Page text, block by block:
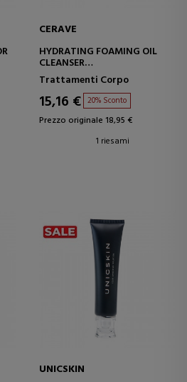
CERAVE
HYDRATING FOAMING OIL
CLEANSER
DETERGENTE OLEOSO
SCHIUMOGENO IDRATANTE
Trattamenti Corpo
15,16 € 20% Sconto
Prezzo originale 18,95 €
1 riesami
UNICSKIN